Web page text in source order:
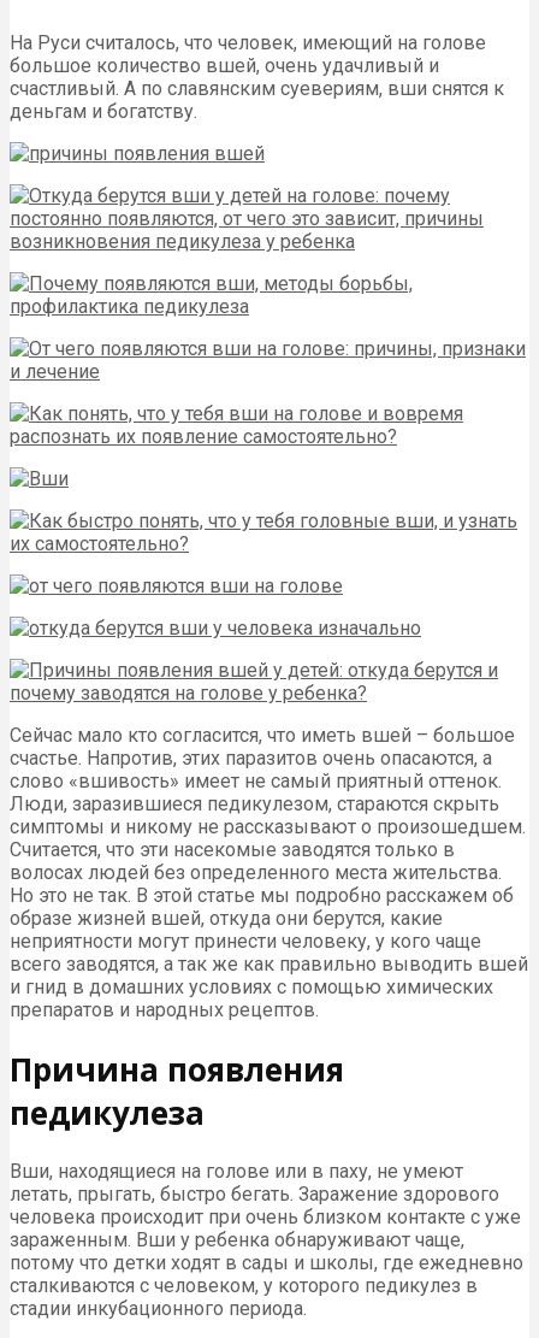
На Руси считалось, что человек, имеющий на голове
большое количество вшей, очень удачливый и
счастливый. А по славянским суевериям, вши снятся к
деньгам и богатству.
Сейчас мало кто согласится, что иметь вшей – большое
счастье. Напротив, этих паразитов очень опасаются, а
слово «вшивость» имеет не самый приятный оттенок.
Люди, заразившиеся педикулезом, стараются скрыть
симптомы и никому не рассказывают о произошедшем.
Считается, что эти насекомые заводятся только в
волосах людей без определенного места жительства.
Но это не так. В этой статье мы подробно расскажем об
образе жизней вшей, откуда они берутся, какие
неприятности могут принести человеку, у кого чаще
всего заводятся, а так же как правильно выводить вшей
и гнид в домашних условиях с помощью химических
препаратов и народных рецептов.
Причина появления
педикулеза
Вши, находящиеся на голове или в паху, не умеют
летать, прыгать, быстро бегать. Заражение здорового
человека происходит при очень близком контакте с уже
зараженным. Вши у ребенка обнаруживают чаще,
потому что детки ходят в сады и школы, где ежедневно
сталкиваются с человеком, у которого педикулез в
стадии инкубационного периода.